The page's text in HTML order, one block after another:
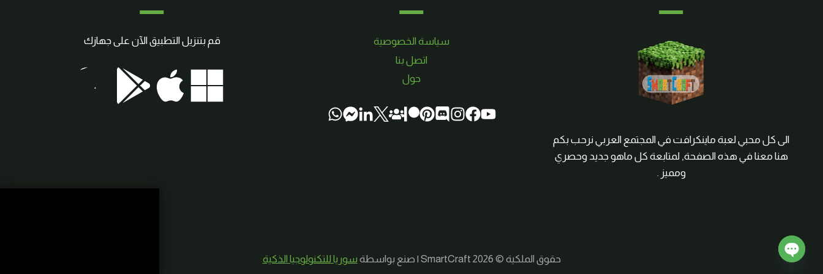
الى كل محبي لعبة ماينكرافت في المجتمع العربي نرحب بكم
هنا معنا في هذه الصفحة, لمتابعة كل ماهو جديد وحصري
ومميز .
سياسة الخصوصية
اتصل بنا
حول
قم بتنزيل التطبيق الآن على جهازك
حقوق الملكية © 2026 SmartCraft | صنع بواسطة سوريا للتكنولوجيا الذكية